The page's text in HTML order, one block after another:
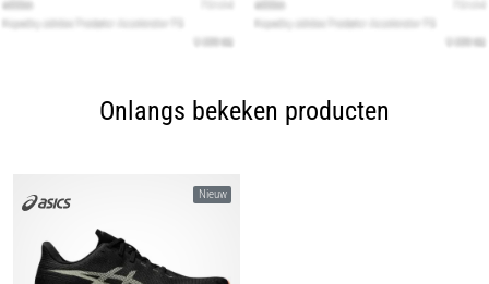
Onlangs bekeken producten
Nieuw